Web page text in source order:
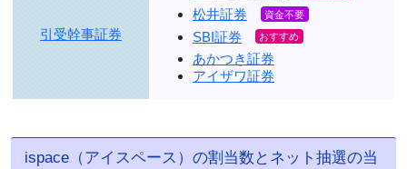
引受幹事証券
松井証券
SBI証券
あかつき証券
アイザワ証券
ispace（アイスペース）の割当数とネット抽選の当